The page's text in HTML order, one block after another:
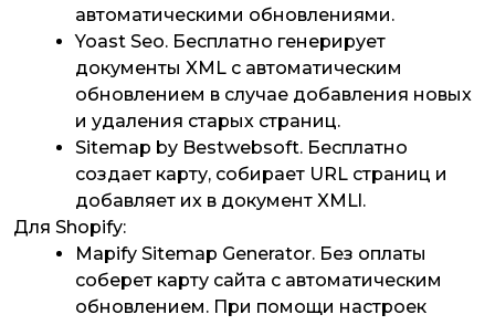
автоматическими обновлениями.
Yoast Seo. Бесплатно генерирует
документы XML c автоматическим
обновлением в случае добавления новых
и удаления старых страниц.
Sitemap by Bestwebsoft. Бесплатно
создает карту, собирает URL страниц и
добавляет их в документ XMLl.
Для Shopify:
Mapify Sitemap Generator. Без оплаты
соберет карту сайта с автоматическим
обновлением. При помощи настроек